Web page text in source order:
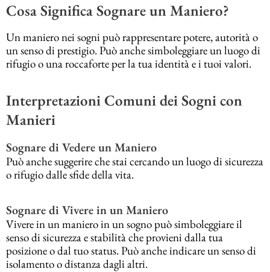
Cosa Significa Sognare un Maniero?
Un maniero nei sogni può rappresentare potere, autorità o
un senso di prestigio. Può anche simboleggiare un luogo di
rifugio o una roccaforte per la tua identità e i tuoi valori.
Interpretazioni Comuni dei Sogni con
Manieri
Sognare di Vedere un Maniero
Può anche suggerire che stai cercando un luogo di sicurezza
o rifugio dalle sfide della vita.
Sognare di Vivere in un Maniero
Vivere in un maniero in un sogno può simboleggiare il
senso di sicurezza e stabilità che provieni dalla tua
posizione o dal tuo status. Può anche indicare un senso di
isolamento o distanza dagli altri.